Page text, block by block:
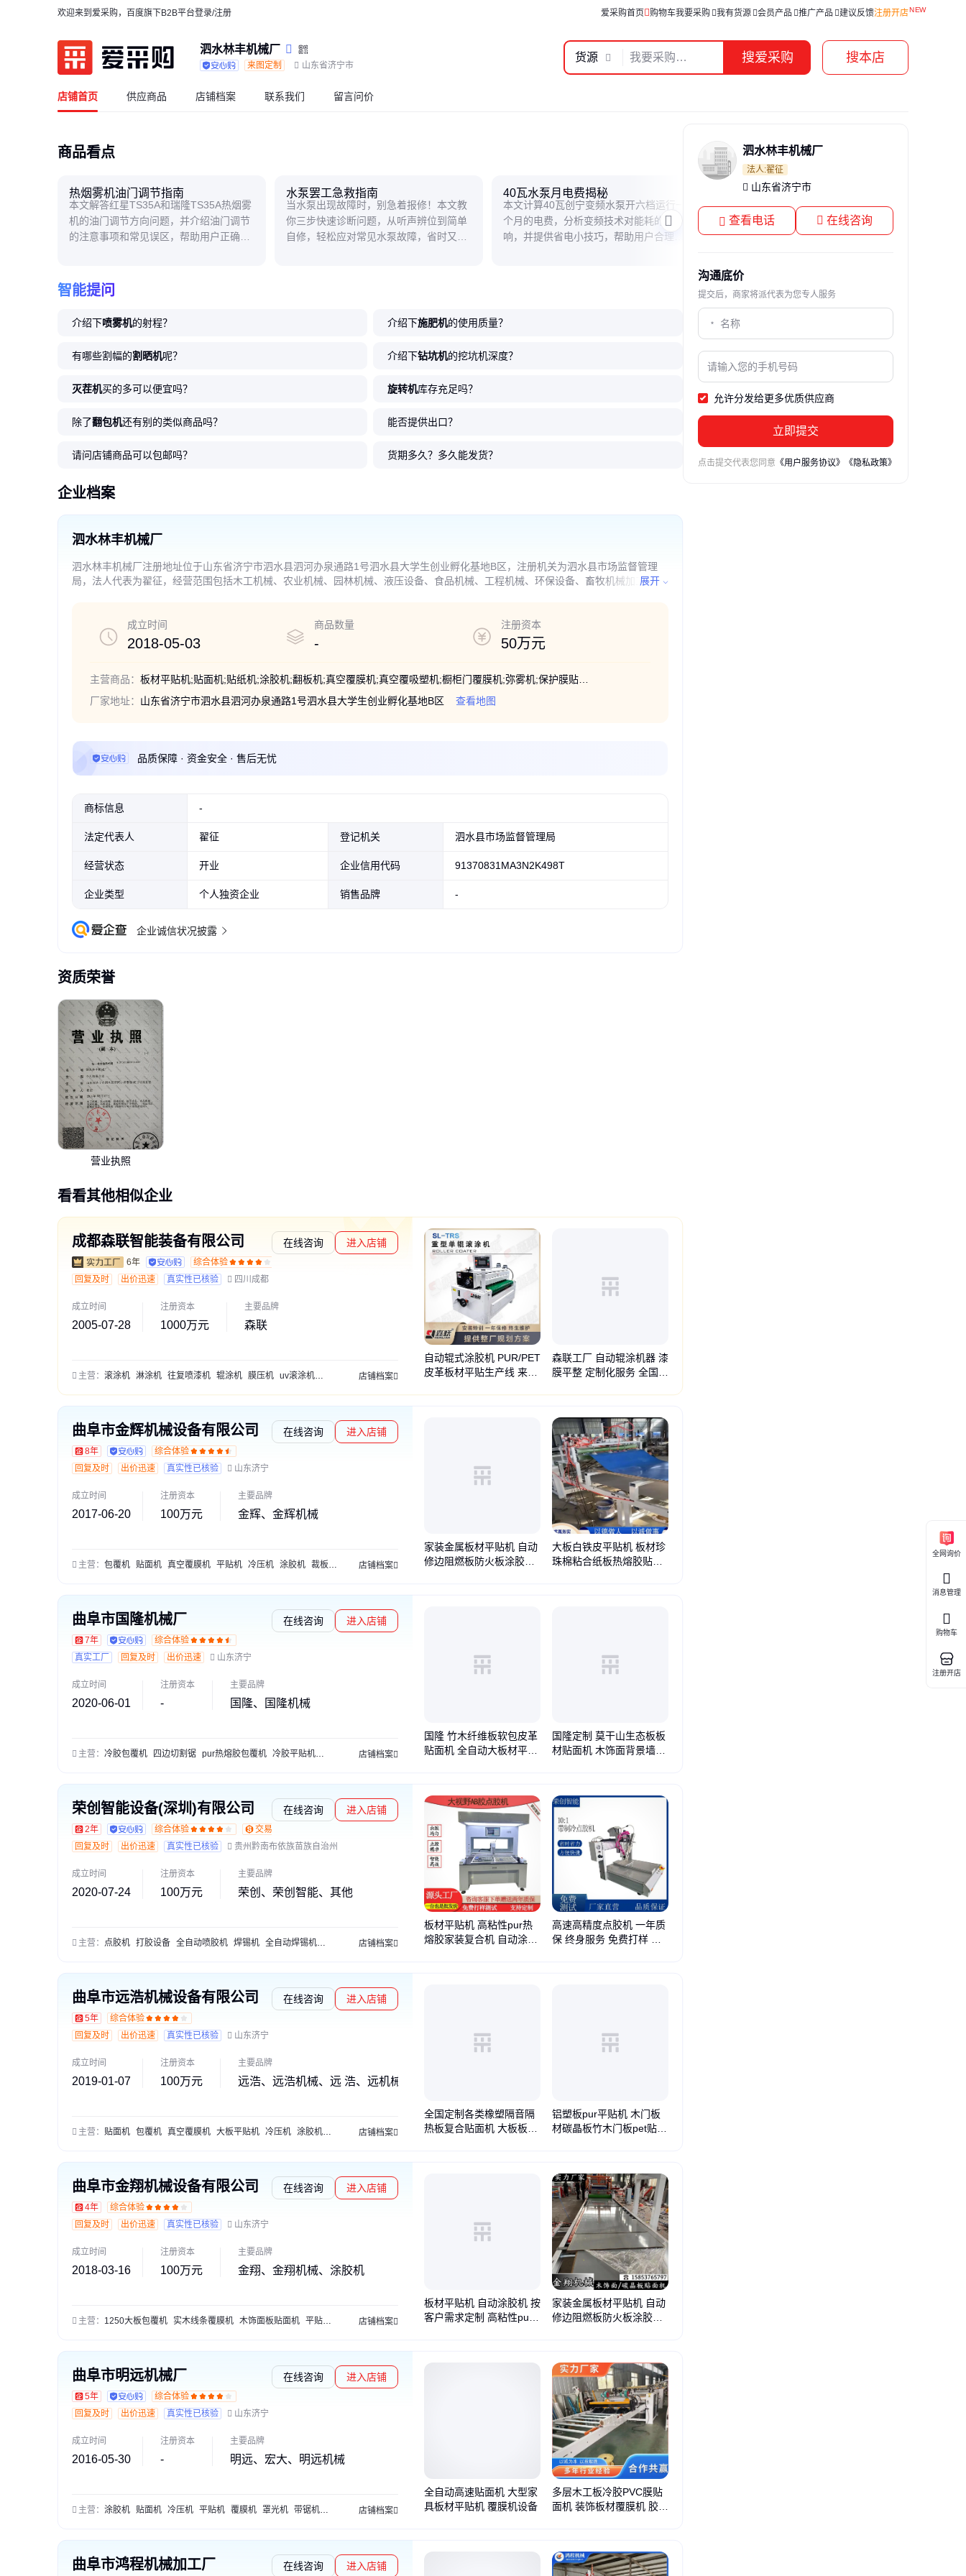
欢迎来到爱采购，百度旗下B2B平台登录/注册 爱采购首页 购物车我要采购 我有货源 会员产品 推广产品 建议反馈注册开店
泗水林丰机械厂
来图定制 山东省济宁市
搜爱采购 搜本店
货源
店铺首页 供应商品 店铺档案 联系我们 留言问价
商品看点
热烟雾机油门调节指南
本文解答红星TS35A和瑞隆TS35A热烟雾
机的油门调节方向问题，并介绍油门调节
的注意事项和常见误区，帮助用户正确操
水泵罢工急救指南
当水泵出现故障时，别急着报修！本文教
你三步快速诊断问题，从听声辨位到简单
自修，轻松应对常见水泵故障，省时又省
40瓦水泵月电费揭秘
本文计算40瓦创宁变频水泵开六档运行一
个月的电费，分析变频技术对能耗的影
响，并提供省电小技巧，帮助用户合理控
水泵CTP和JTP解析
本文科普水泵型号中CTP和JTP的含义，
解释这两种常见水泵类型的核心区别、典
型应用场景及选型建议，帮助用户快速理
智能提问
介绍下喷雾机的射程？ 介绍下施肥机的使用质量？
有哪些割幅的割晒机呢？ 介绍下钻坑机的挖坑机深度？
灭茬机买的多可以便宜吗？ 旋转机库存充足吗？
除了翻包机还有别的类似商品吗？ 能否提供出口？
请问店铺商品可以包邮吗？ 货期多久？多久能发货？
企业档案
泗水林丰机械厂
泗水林丰机械厂注册地址位于山东省济宁市泗水县泗河办泉通路1号泗水县大学生创业孵化基地B区，注册机关为泗水县市场监督管理
局，法人代表为翟征，经营范围包括木工机械、农业机械、园林机械、液压设备、食品机械、工程机械、环保设备、畜牧机械加工及购
展开
成立时间
2018-05-03
商品数量
-
注册资本
50万元
主营商品：
厂家地址： 山东省济宁市泗水县泗河办泉通路1号泗水县大学生创业孵化基地B区 查看地图
品质保障 · 资金安全 · 售后无忧
商标信息 -
法定代表人 翟征 登记机关 泗水县市场监督管理局
经营状态 开业 企业信用代码 91370831MA3N2K498T
企业类型 个人独资企业 销售品牌 -
企业诚信状况披露
资质荣誉
营业执照
看看其他相似企业
成都森联智能装备有限公司
6年 综合体验
在线咨询 进入店铺
回复及时 出价迅速 真实性已核验 四川成都
成立时间
2005-07-28
注册资本
1000万元
主要品牌
森联
主营： 滚涂机 淋涂机 往复喷漆机 辊涂机 膜压机 uv滚涂机 喷涂机 店铺档案
自动辊式涂胶机 PUR/PET
皮革板材平贴生产线 来电
森联工厂 自动辊涂机器 漆
膜平整 定制化服务 全国供
曲阜市金辉机械设备有限公司
8年 综合体验
在线咨询 进入店铺
回复及时 出价迅速 真实性已核验 山东济宁
成立时间
2017-06-20
注册资本
100万元
主要品牌
金辉、金辉机械
主营： 包覆机 贴面机 真空覆膜机 平贴机 冷压机 涂胶机 裁板锯 贴纸机 PUR热熔胶包覆机 真空吸塑机 木线条包覆机 木格栅包覆机 玻镁板覆彩钢板贴合机
店铺档案
家装金属板材平贴机 自动
修边阻燃板防火板涂胶覆
大板白铁皮平贴机 板材珍
珠棉粘合纸板热熔胶贴合
曲阜市国隆机械厂
7年 综合体验
在线咨询 进入店铺
真实工厂 回复及时 出价迅速 山东济宁
成立时间
2020-06-01
注册资本
-
主要品牌
国隆、国隆机械
主营： 冷胶包覆机 四边切割锯 pur热熔胶包覆机 冷胶平贴机 板材修边锯 pur热熔胶贴面机 防火板生产设备 玻镁板生产线 多刀分切机 门芯板生产线
店铺档案
国隆 竹木纤维板软包皮革
贴面机 全自动大板材平贴
国隆定制 莫干山生态板板
材贴面机 木饰面背景墙平
荣创智能设备(深圳)有限公司
2年 综合体验 交易勋章L2
在线咨询 进入店铺
回复及时 出价迅速 真实性已核验 贵州黔南布依族苗族自治州
成立时间
2020-07-24
注册资本
100万元
主要品牌
荣创、荣创智能、其他
主营： 点胶机 打胶设备 全自动喷胶机 焊锡机 全自动焊锡机 等离子表面处理机 螺丝机 涂覆机 选择性波峰焊 自动点胶机 电子点胶机 自助涂覆机
店铺档案
板材平贴机 高粘性pur热
熔胶家装复合机 自动涂胶
高速高精度点胶机 一年质
保 终身服务 免费打样 热
曲阜市远浩机械设备有限公司
5年 综合体验
在线咨询 进入店铺
回复及时 出价迅速 真实性已核验 山东济宁
成立时间
2019-01-07
注册资本
100万元
主要品牌
远浩、远浩机械、远 浩、远机械、远浩定制、远浩·
主营： 贴面机 包覆机 真空覆膜机 大板平贴机 冷压机 涂胶机 分切机 店铺档案
全国定制各类橡塑隔音隔
热板复合贴面机 大板板材
铝塑板pur平贴机 木门板
材碳晶板竹木门板pet贴合
曲阜市金翔机械设备有限公司
4年 综合体验
在线咨询 进入店铺
回复及时 出价迅速 真实性已核验 山东济宁
成立时间
2018-03-16
注册资本
100万元
主要品牌
金翔、金翔机械、涂胶机
主营： 1250大板包覆机 实木线条覆膜机 木饰面板贴面机 平贴机 大板平贴机 胶膜贴面机 保温一体板冷压机 pur热熔胶贴面机 套装门覆膜机 真空覆膜机
店铺档案
板材平贴机 自动涂胶机 按
客户需求定制 高粘性pur
家装金属板材平贴机 自动
修边阻燃板防火板涂胶覆
曲阜市明远机械厂
5年 综合体验
在线咨询 进入店铺
回复及时 出价迅速 真实性已核验 山东济宁
成立时间
2016-05-30
注册资本
-
主要品牌
明远、宏大、明远机械
主营： 涂胶机 贴面机 冷压机 平贴机 覆膜机 罩光机 带锯机 木板包覆机 木工包覆机 自动打包机 液压打包机 数控包覆机 多功能包覆机 热胶线条包覆机
店铺档案
全自动高速贴面机 大型家
具板材平贴机 覆膜机设备
多层木工板冷胶PVC膜贴
面机 装饰板材覆膜机 胶膜
曲阜市鸿程机械加工厂 在线咨询 进入店铺
泗水林丰机械厂
法人:翟征
山东省济宁市
查看电话 在线咨询
沟通底价
提交后，商家将派代表为您专人服务
允许分发给更多优质供应商
立即提交
点击提交代表您同意 《用户服务协议》 《隐私政策》
全网询价
消息管理
购物车
注册开店